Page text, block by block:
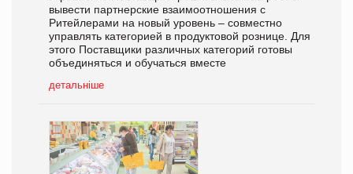
вывести партнерские взаимоотношения с
Ритейлерами на новый уровень – совместно
управлять категорией в продуктовой рознице. Для
этого Поставщики различных категорий готовы
объединяться и обучаться вместе
детальніше